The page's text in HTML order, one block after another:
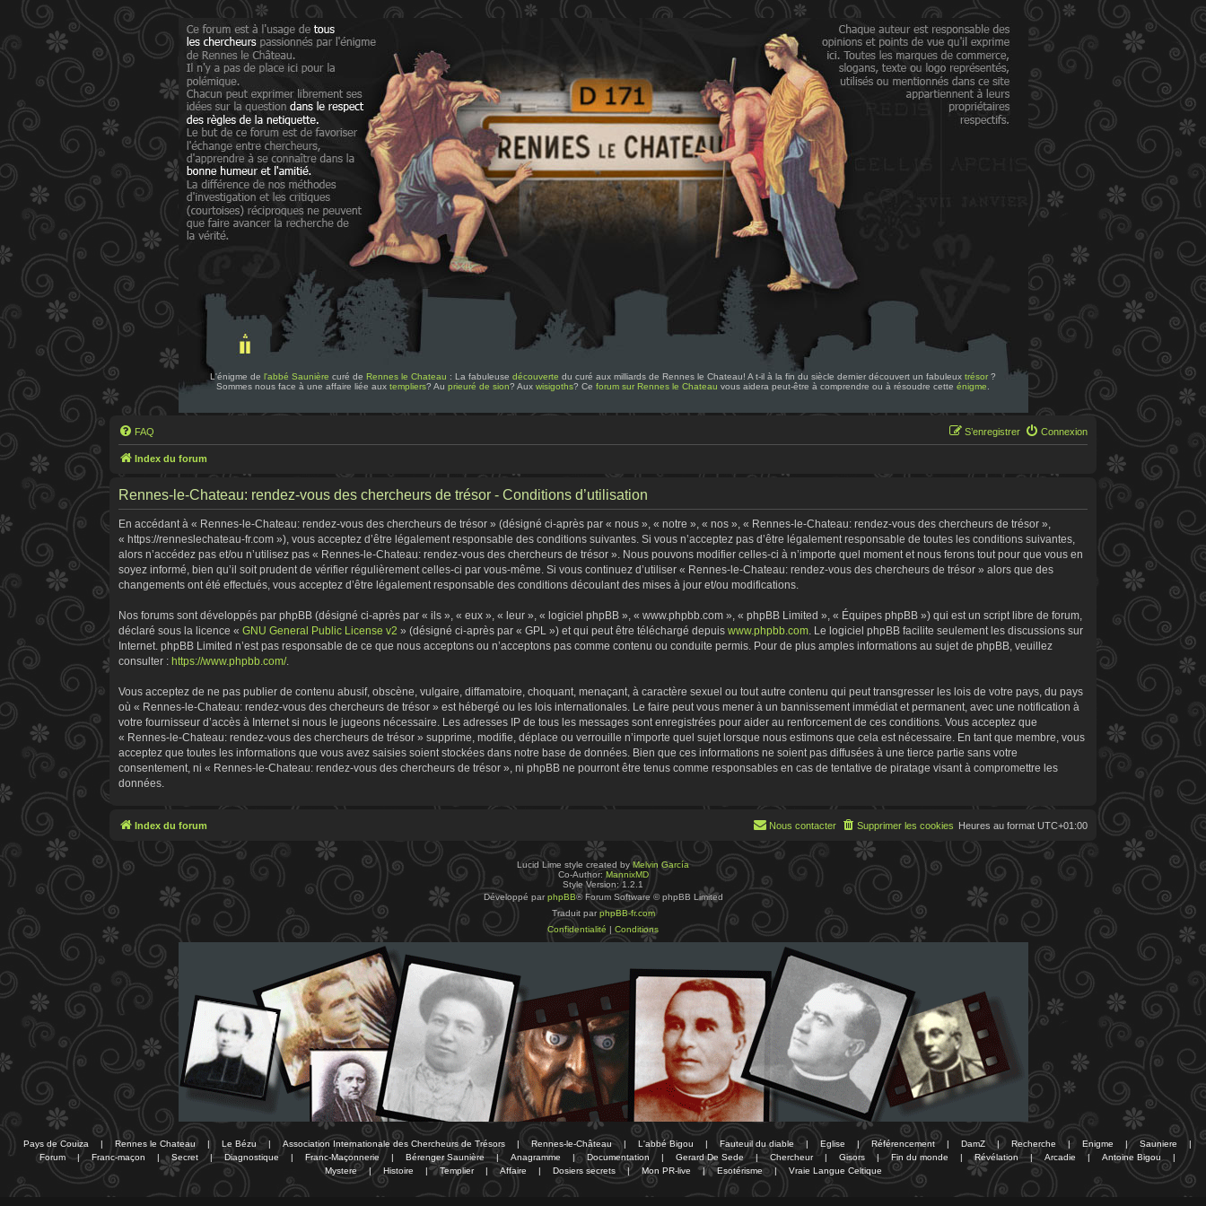
L'énigme de l'abbé Saunière curé de Rennes le Chateau : La fabuleuse découverte du curé aux milliards de Rennes le Chateau! A t-il à la fin du siècle dernier découvert un fabuleux trésor ?
Sommes nous face à une affaire liée aux templiers? Au prieuré de sion? Aux wisigoths? Ce forum sur Rennes le Chateau vous aidera peut-être à comprendre ou à résoudre cette énigme
FAQ Connexion
S’enregistrer
Index du forum
Rennes-le-Chateau: rendez-vous des chercheurs de trésor - Conditions d’utilisation
En accédant à « Rennes-le-Chateau: rendez-vous des chercheurs de trésor » (désigné ci-après par « nous », « notre », « nos », « Rennes-le-Chateau: rendez-vous des chercheurs de trésor »,
« https://renneslechateau-fr.com »), vous acceptez d’être légalement responsable des conditions suivantes. Si vous n’acceptez pas d’être légalement responsable de toutes les conditions suivantes,
alors n’accédez pas et/ou n’utilisez pas « Rennes-le-Chateau: rendez-vous des chercheurs de trésor ». Nous pouvons modifier celles-ci à n’importe quel moment et nous ferons tout pour que vous en
soyez informé, bien qu’il soit prudent de vérifier régulièrement celles-ci par vous-même. Si vous continuez d’utiliser « Rennes-le-Chateau: rendez-vous des chercheurs de trésor » alors que des
changements ont été effectués, vous acceptez d’être légalement responsable des conditions découlant des mises à jour et/ou modifications.
Nos forums sont développés par phpBB (désigné ci-après par « ils », « eux », « leur », « logiciel phpBB », « www.phpbb.com », « phpBB Limited », « Équipes phpBB ») qui est un script libre de forum,
déclaré sous la licence « GNU General Public License v2 » (désigné ci-après par « GPL ») et qui peut être téléchargé depuis www.phpbb.com. Le logiciel phpBB facilite seulement les discussions sur
Internet. phpBB Limited n’est pas responsable de ce que nous acceptons ou n’acceptons pas comme contenu ou conduite permis. Pour de plus amples informations au sujet de phpBB, veuillez
consulter : https://www.phpbb.com/.
Vous acceptez de ne pas publier de contenu abusif, obscène, vulgaire, diffamatoire, choquant, menaçant, à caractère sexuel ou tout autre contenu qui peut transgresser les lois de votre pays, du pays
où « Rennes-le-Chateau: rendez-vous des chercheurs de trésor » est hébergé ou les lois internationales. Le faire peut vous mener à un bannissement immédiat et permanent, avec une notification à
votre fournisseur d’accès à Internet si nous le jugeons nécessaire. Les adresses IP de tous les messages sont enregistrées pour aider au renforcement de ces conditions. Vous acceptez que
« Rennes-le-Chateau: rendez-vous des chercheurs de trésor » supprime, modifie, déplace ou verrouille n’importe quel sujet lorsque nous estimons que cela est nécessaire. En tant que membre, vous
acceptez que toutes les informations que vous avez saisies soient stockées dans notre base de données. Bien que ces informations ne soient pas diffusées à une tierce partie sans votre
consentement, ni « Rennes-le-Chateau: rendez-vous des chercheurs de trésor », ni phpBB ne pourront être tenus comme responsables en cas de tentative de piratage visant à compromettre les
données.
Index du forum Heures au format UTC+01:00
Supprimer les cookies
Nous contacter
Lucid Lime style created byMelvin García
Co-Author: MannixMD
Style Version: 1.2.1
Développé par phpBB® Forum Software © phpBB Limited
Traduit par phpBB-fr.com
Confidentialité | Conditions
Pays de Couiza | Rennes le Chateau | Le Bézu | Association Internationale des Chercheurs de Trésors | Rennes-le-Château | L'abbé Bigou | Fauteuil du diable | Eglise | Référencement | DamZ | Recherche | Enigme | Sauniere
|
Forum
| Franc-maçon | Secret | Diagnostique | Franc-Maçonnerie | Bérenger Saunière | Anagramme | Documentation | Gerard De Sede | Chercheur | Gisors | Fin du monde | Révélation | Arcadie | Antoine Bigou
|
Mystere
| Histoire | Templier | Affaire | Dosiers secrets | Mon PR-live | Esotérisme | Vraie Langue Celtique